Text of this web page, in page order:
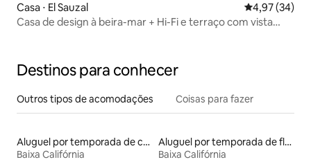
Casa ⋅ El Sauzal 4,97 de uma
4,97 (34)
Casa de design à beira-mar + Hi-Fi e terraço com vista
Destinos para conhecer
Outros tipos de acomodações Coisas para fazer
Aluguel por temporada de casas de veraneio
Baixa Califórnia
Aluguel por temporada de flats
Baixa Califórnia